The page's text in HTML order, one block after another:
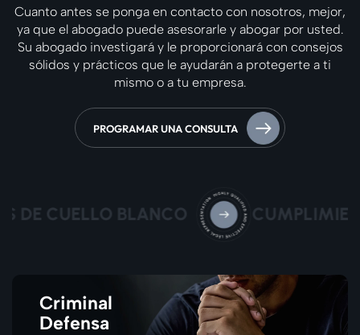
Cuanto antes se ponga en contacto con nosotros, mejor,
ya que elabogado puede asesorarle y abogar por usted.
Su abogado investigará y le proporcionarácon consejos
sólidos y prácticos que le ayudarán a protegerte a ti
mismo o a tu empresa.
PROGRAMAR UNA CONSULTA
CUELLO BLANCO
Criminal
Defensa